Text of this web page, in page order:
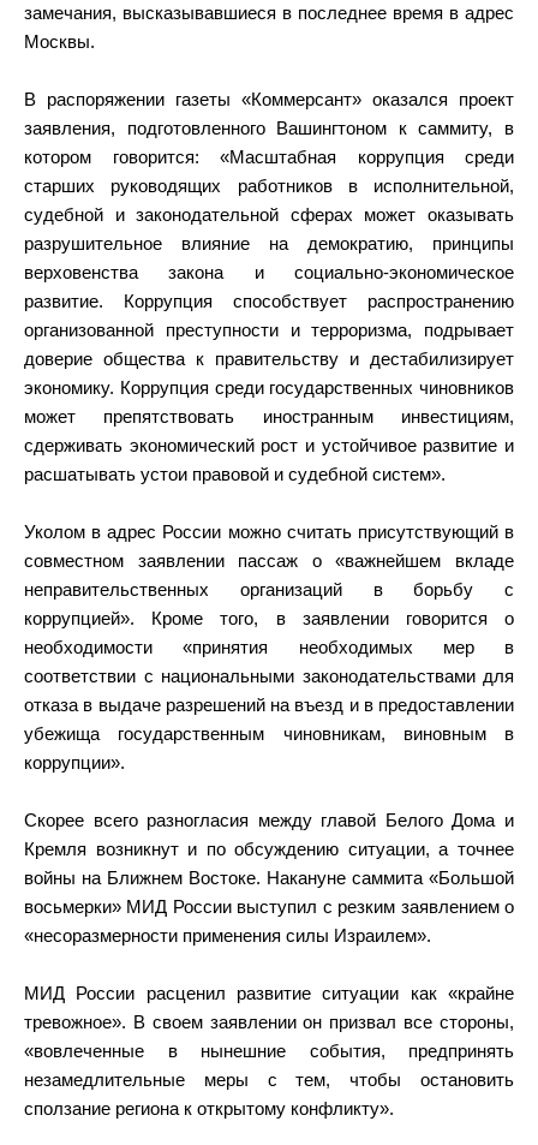
замечания, высказывавшиеся в последнее время в адрес
Москвы.
В распоряжении газеты «Коммерсант» оказался проект
заявления, подготовленного Вашингтоном к саммиту, в
котором говорится: «Масштабная коррупция среди
старших руководящих работников в исполнительной,
судебной и законодательной сферах может оказывать
разрушительное влияние на демократию, принципы
верховенства закона и социально-экономическое
развитие. Коррупция способствует распространению
организованной преступности и терроризма, подрывает
доверие общества к правительству и дестабилизирует
экономику. Коррупция среди государственных чиновников
может препятствовать иностранным инвестициям,
сдерживать экономический рост и устойчивое развитие и
расшатывать устои правовой и судебной систем».
Уколом в адрес России можно считать присутствующий в
совместном заявлении пассаж о «важнейшем вкладе
неправительственных организаций в борьбу с
коррупцией». Кроме того, в заявлении говорится о
необходимости «принятия необходимых мер в
соответствии с национальными законодательствами для
отказа в выдаче разрешений на въезд и в предоставлении
убежища государственным чиновникам, виновным в
коррупции».
Скорее всего разногласия между главой Белого Дома и
Кремля возникнут и по обсуждению ситуации, а точнее
войны на Ближнем Востоке. Накануне саммита «Большой
восьмерки» МИД России выступил с резким заявлением о
«несоразмерности применения силы Израилем».
МИД России расценил развитие ситуации как «крайне
тревожное». В своем заявлении он призвал все стороны,
«вовлеченные в нынешние события, предпринять
незамедлительные меры с тем, чтобы остановить
сползание региона к открытому конфликту».